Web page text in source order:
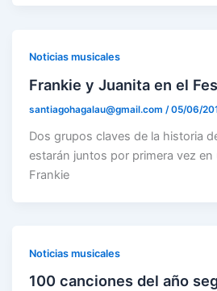
Noticias musicales
Frankie y Juanita en el
santiagohagalau@gmail.com/05/06/
Dos grupos claves de la historia
estarán juntos por primera vez
Frankie
Noticias musicales
100 canciones del año